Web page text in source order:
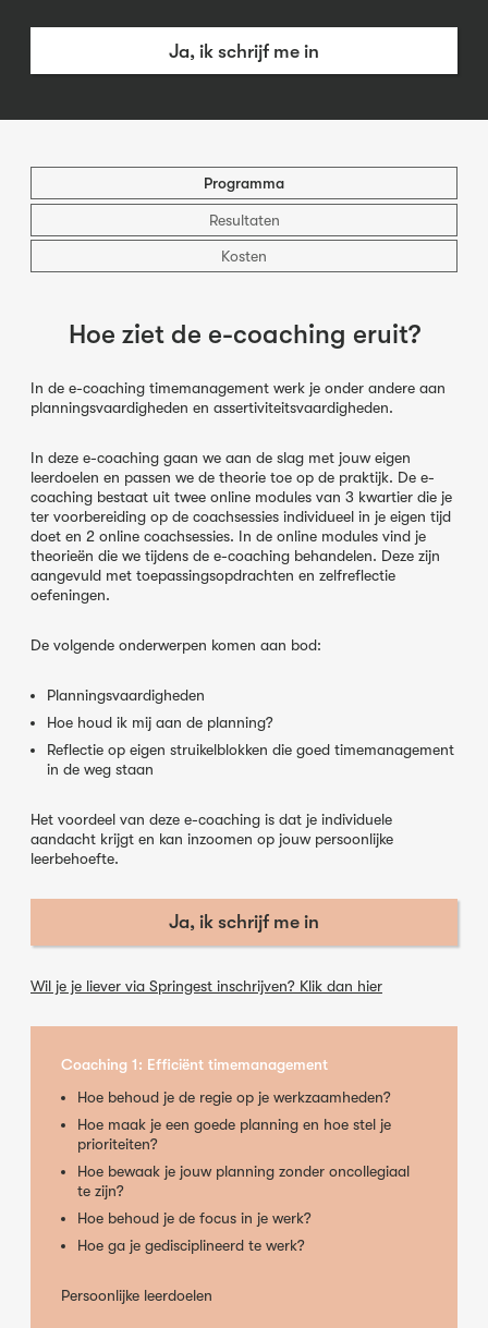
Ja, ik schrijf me in
Programma
Resultaten
Kosten
Hoe ziet de e-coaching eruit?
In de e-coaching timemanagement werk je onder andere aan
planningsvaardigheden en assertiviteitsvaardigheden.
In deze e-coaching gaan we aan de slag met jouw eigen
leerdoelen en passen we de theorie toe op de praktijk. De e-
coaching bestaat uit twee online modules van 3 kwartier die je
ter voorbereiding op de coachsessies individueel in je eigen tijd
doet en 2 online coachsessies. In de online modules vind je
theorieën die we tijdens de e-coaching behandelen. Deze zijn
aangevuld met toepassingsopdrachten en zelfreflectie
oefeningen.
De volgende onderwerpen komen aan bod:
Planningsvaardigheden
Hoe houd ik mij aan de planning?
Reflectie op eigen struikelblokken die goed timemanagement
in de weg staan
Het voordeel van deze e-coaching is dat je individuele
aandacht krijgt en kan inzoomen op jouw persoonlijke
leerbehoefte.
Ja, ik schrijf me in
Wil je je liever via Springest inschrijven? Klik dan hier
Coaching 1: Efficiënt timemanagement
Hoe behoud je de regie op je werkzaamheden?
Hoe maak je een goede planning en hoe stel je
prioriteiten?
Hoe bewaak je jouw planning zonder oncollegiaal
te zijn?
Hoe behoud je de focus in je werk?
Hoe ga je gedisciplineerd te werk?
Persoonlijke leerdoelen